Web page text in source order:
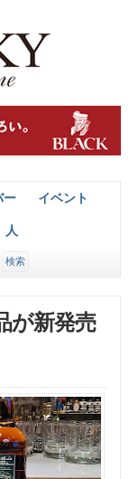
ー イベント
人
が新発売